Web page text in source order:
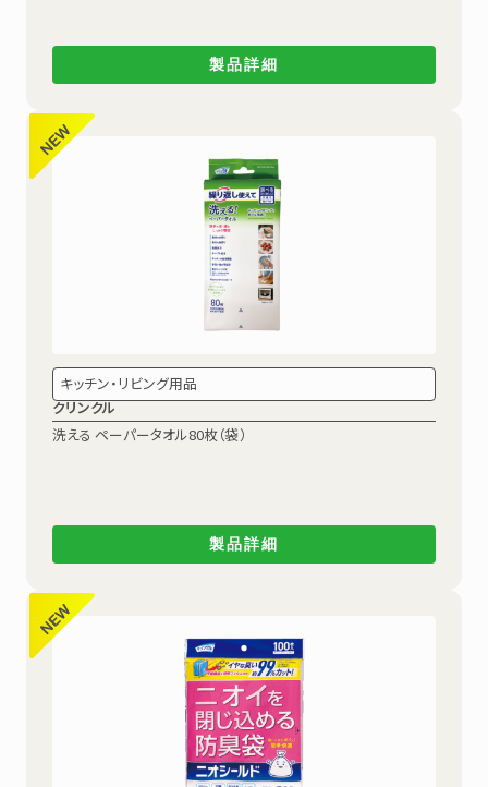
製品詳細
キッチン・リビング用品
クリンクル
洗える ペーパータオル80枚（袋）
製品詳細